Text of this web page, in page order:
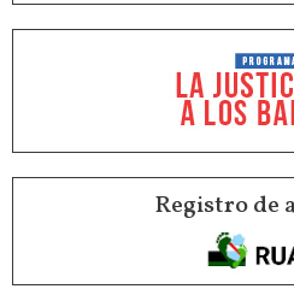
Registro de